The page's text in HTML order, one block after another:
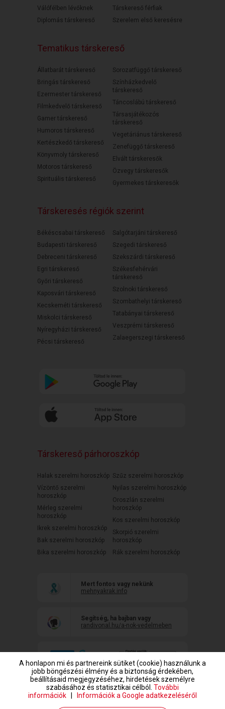
Válófélben lévőknek
Diplomás társkereső
Társkereső férfiak
Szerelem első keresésre
Tematikus társkereső
Állatbarát társkereső
Bringás társkereső
Ezermester társkereső
Filmkedvelő társkereső
Gamer társkereső
Humoros társkereső
Kertészkedő társkereső
Könyvmoly társkereső
Motoros társkereső
Spirituális társkereső
Sorozatfüggő társkereső
Színházkedvelő
társkereső
Táncoslábú társkereső
Társasjátékozós
társkereső
Vegetáriánus társkereső
Zenefüggő társkereső
Elvált társkeresők
Özvegy társkeresők
Gyermekes társkeresők
Társkeresés régiók szerint
Békéscsabai társkereső
Budapesti társkereső
Debreceni társkereső
Egri társkereső
Győri társkereső
Kaposvári társkereső
Kecskeméti társkereső
Miskolci társkereső
Nyíregyházi társkereső
Pécsi társkereső
Salgótarjáni társkereső
Szegedi társkereső
Szekszárdi társkereső
Székesfehérvári
társkereső
Szolnoki társkereső
Szombathelyi társkereső
Tatabányai társkereső
Veszprémi társkereső
Zalaegerszegi társkereső
Társkereső párhoroszkóp
Halak szerelmi horoszkóp
Vízöntő szerelmi
horoszkóp
Mérleg szerelmi
horoszkóp
Ikrek szerelmi horoszkóp
Bak szerelmi horoszkóp
Bika szerelmi horoszkóp
Szűz szerelmi horoszkóp
Nyilas szerelmi horoszkóp
Oroszlán szerelmi
horoszkóp
Kos szerelmi horoszkóp
Skorpió szerelmi
horoszkóp
Rák szerelmi horoszkóp
Mert fontos vagy nekünk
mehnyakrak.info
Segítség, ha bajban vagy
randivonal.hu/a-nok-vedelmeben
A honlapon mi és partnereink sütiket (cookie) használunk a
jobb böngészési élmény és a biztonság érdekében,
beállításaid megjegyzéséhez, hirdetések személyre
szabásához és statisztikai célból. További
információk
Információk a Google adatkezeléséről